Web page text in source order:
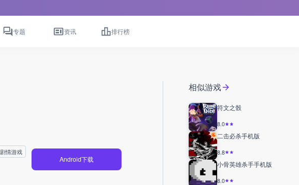
专题 资讯 排行榜
剧情游戏
Android下载
相似游戏
符文之骰
8.0
二击必杀手机版
8.8
小骨英雄杀手手机版
8.0